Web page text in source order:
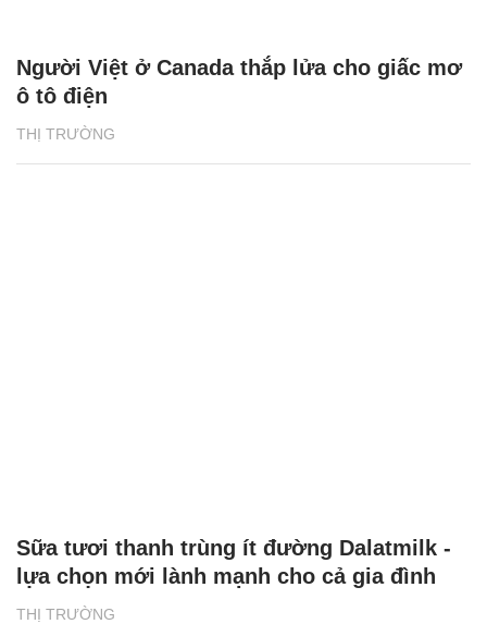
THỊ TRƯỜNG
Người Việt ở Canada thắp lửa cho giấc mơ
ô tô điện
THỊ TRƯỜNG
Sữa tươi thanh trùng ít đường Dalatmilk -
lựa chọn mới lành mạnh cho cả gia đình